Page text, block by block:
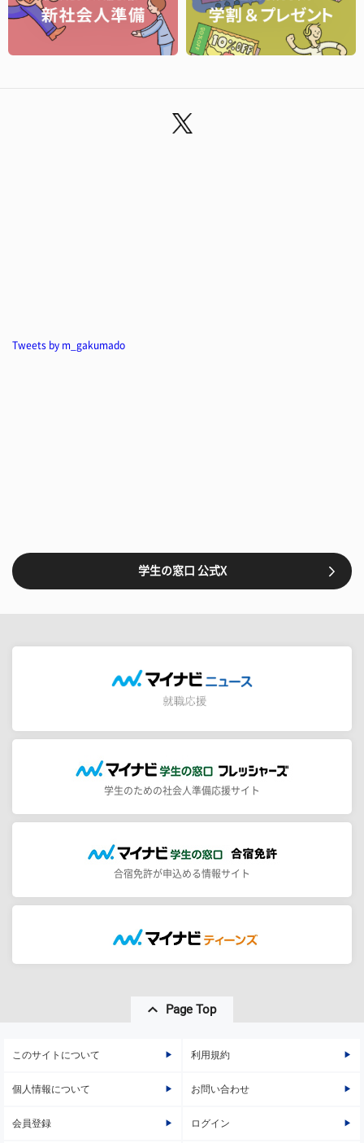
Tweets by m_gakumado
学生の窓口 公式X
学生のための社会人準備応援サイト
合宿免許が申込める情報サイト
Page Top
このサイトについて 利用規約
個人情報について お問い合わせ
会員登録 ログイン